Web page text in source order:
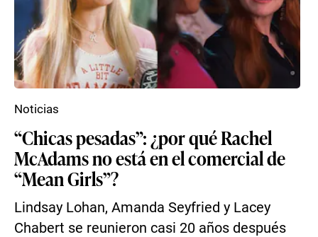
“Chicas pesadas”: ¿por qué Rachel
McAdams no está en el comercial de
“Mean Girls”?
Lindsay Lohan, Amanda Seyfried y Lacey
Chabert se reunieron casi 20 años después
Noticias